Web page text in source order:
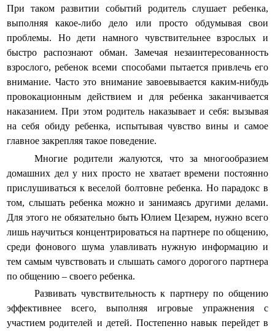
При таком развитии событий родитель слушает ребенка,
выполняя какое-либо дело или просто обдумывая свои
проблемы. Но дети намного чувствительнее взрослых и
быстро распознают обман. Замечая незаинтересованность
взрослого, ребенок всеми способами пытается привлечь его
внимание. Часто это внимание завоевывается каким-нибудь
провокационным действием и для ребенка заканчивается
наказанием. При этом родитель наказывает и себя: вызывая
на себя обиду ребенка, испытывая чувство вины и самое
главное закрепляя такое поведение.
Многие родители жалуются, что за многообразием
домашних дел у них просто не хватает времени постоянно
прислушиваться к веселой болтовне ребенка. Но парадокс в
том, слышать ребенка можно и занимаясь другими делами.
Для этого не обязательно быть Юлием Цезарем, нужно всего
лишь научиться концентрироваться на партнере по общению,
среди фонового шума улавливать нужную информацию и
тем самым чувствовать и слышать самого дорогого партнера
по общению – своего ребенка.
Развивать чувствительность к партнеру по общению
эффективнее всего, выполняя игровые упражнения с
участием родителей и детей. Постепенно навык перейдет в